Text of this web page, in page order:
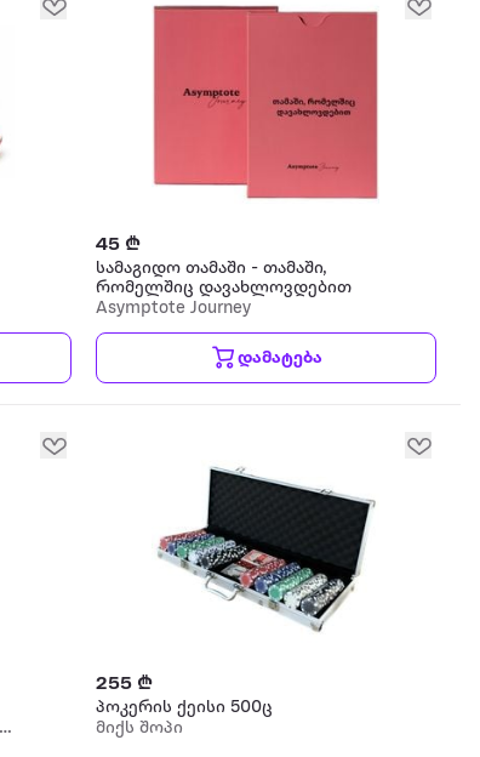
45 ₾
სამაგიდო თამაში - თამაში,
რომელშიც დავახლოვდებით
Asymptote Journey
დამატება
255 ₾
პოკერის ქეისი 500ც
მიქს შოპი